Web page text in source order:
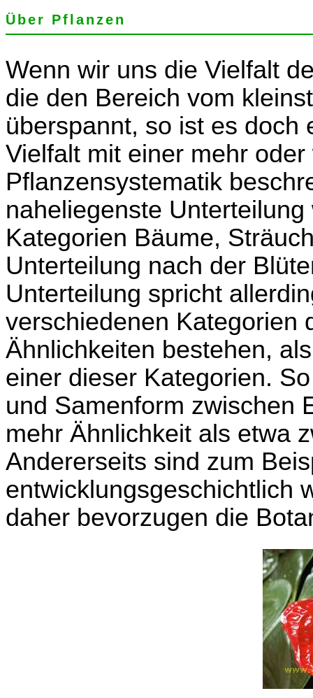
Über Pflanzen
Wenn wir uns die Vielfalt
die den Bereich vom
überspannt, so ist es doch
Vielfalt mit einer mehr
Pflanzensystematik
naheliegenste
Kategorien Bäume,
Unterteilung nach der
Unterteilung spricht
verschiedenen Kategorien
Ähnlichkeiten bestehen,
einer dieser Kategorien.
und Samenform zwischen
mehr Ähnlichkeit als etwa
Andererseits sind zum
entwicklungsgeschichtlich
daher bevorzugen die